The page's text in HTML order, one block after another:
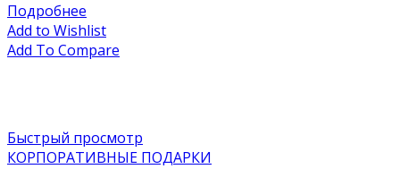
Подробнее
Add to Wishlist
Add To Compare
Быстрый просмотр
КОРПОРАТИВНЫЕ ПОДАРКИ